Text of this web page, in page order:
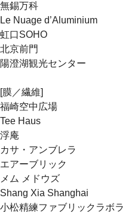
無錫万科
Le Nuage d’Aluminium
虹口SOHO
北京前門
陽澄湖観光センター
[膜／繊維]
福崎空中広場
Tee Haus
浮庵
カサ・アンブレラ
エアーブリック
メム メドウズ
Shang Xia Shanghai
小松精練ファブリックラボ